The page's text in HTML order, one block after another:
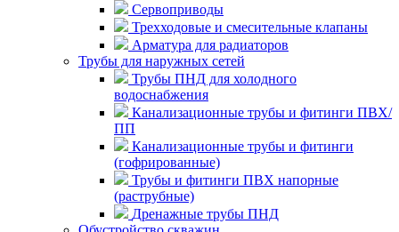
Сервоприводы
Трехходовые и смесительные клапаны
Арматура для радиаторов
Трубы для наружных сетей
Трубы ПНД для холодного
водоснабжения
Канализационные трубы и фитинги ПВХ/
ПП
Канализационные трубы и фитинги
(гофрированные)
Трубы и фитинги ПВХ напорные
(раструбные)
Дренажные трубы ПНД